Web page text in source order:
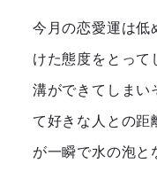
今月の恋愛運は低
けた態度をとっ
溝ができてしまい
て好きな人との
が一瞬で水の泡